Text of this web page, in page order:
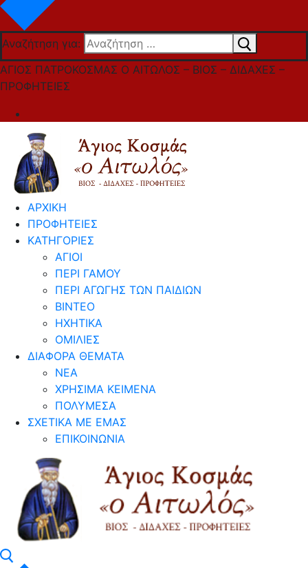
Αναζήτηση για:
ΑΓΙΟΣ ΠΑΤΡΟΚΟΣΜΑΣ Ο ΑΙΤΩΛΟΣ – ΒΙΟΣ – ΔΙΔΑΧΕΣ –
ΠΡΟΦΗΤΕΙΕΣ
ΑΡΧΙΚΗ
ΠΡΟΦΗΤΕΙΕΣ
ΚΑΤΗΓΟΡΙΕΣ
ΑΓΙΟΙ
ΠΕΡΙ ΓΑΜΟΥ
ΠΕΡΙ ΑΓΩΓΗΣ ΤΩΝ ΠΑΙΔΙΩΝ
ΒΙΝΤΕΟ
ΗΧΗΤΙΚΑ
ΟΜΙΛΙΕΣ
ΔΙΑΦΟΡΑ ΘΕΜΑΤΑ
ΝΕΑ
ΧΡΗΣΙΜΑ ΚΕΙΜΕΝΑ
ΠΟΛΥΜΕΣΑ
ΣΧΕΤΙΚΑ ΜΕ ΕΜΑΣ
ΕΠΙΚΟΙΝΩΝΙΑ